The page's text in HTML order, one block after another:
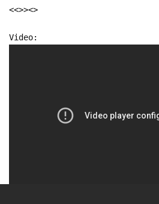
<<>><>
Video: